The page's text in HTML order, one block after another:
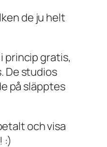
de ju helt
princip gratis,
De studios
på släpptes
och visa
:)